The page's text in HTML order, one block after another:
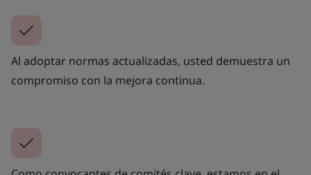
Al adoptar normas actualizadas, usted demuestra un
compromiso con la mejora continua.